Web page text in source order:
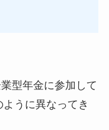
型年金に参加して
うに異なってき